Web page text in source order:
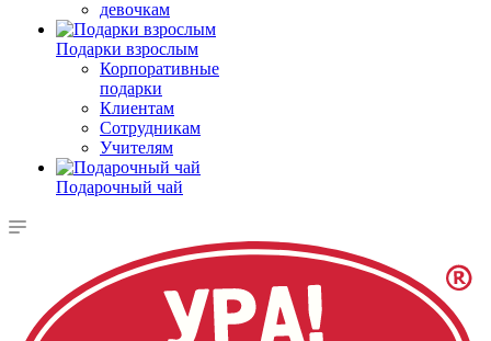
девочкам
Подарки взрослым
Корпоративные
подарки
Клиентам
Сотрудникам
Учителям
Подарочный чай